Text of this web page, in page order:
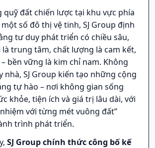
quỹ đất chiến lược tại khu vực phía
một số đô thị vệ tinh, SJ Group định
tư duy phát triển có chiều sâu,
trung tâm, chất lượng là cam kết,
bền vững là kim chỉ nam. Không
nhà, SJ Group kiến tạo những cộng
tự hào – nơi không gian sống
khỏe, tiện ích và giá trị lâu dài, với
với từng mét vuông đất”
trình phát triển.
SJ Group chính thức công bố kế